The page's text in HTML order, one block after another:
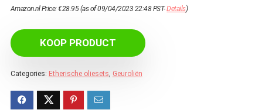
Amazon.nl Price:€28.95(as of 09/04/2023 22:48 PST-Details)
KOOP PRODUCT
Categories: Etherische oliesets, Geuroliën